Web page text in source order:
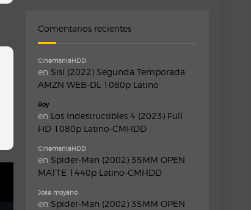
Comentarios recientes
CinemaniaHDD
en Sisi (2022) Segunda Temporada
AMZN WEB-DL 1080p Latino
Roy
en Los Indestructibles 4 (2023) Full
HD 1080p Latino-CMHDD
CinemaniaHDD
en Spider-Man (2002) 35MM OPEN
MATTE 1440p Latino-CMHDD
Jose moyano
en Spider-Man (2002) 35MM OPEN